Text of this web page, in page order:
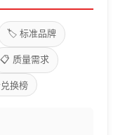
🏷️ 标准品牌
📋 质量需求
换榜